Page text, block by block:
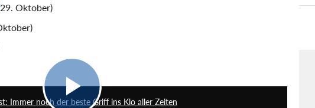
Oktober)
Immer noch der beste Griff ins Klo aller Zeiten